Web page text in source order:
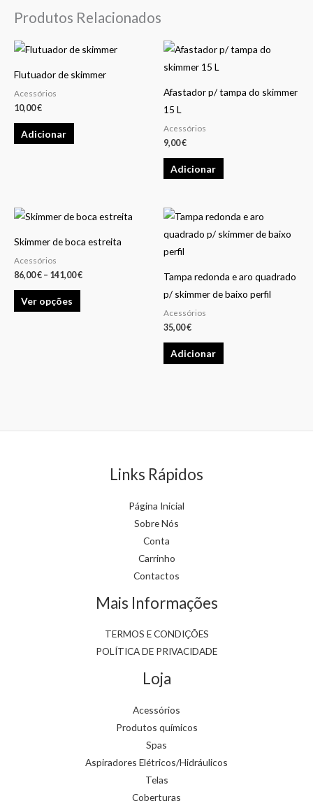
Produtos Relacionados
Flutuador de skimmer
Acessórios
10,00€
Adicionar
Afastador p/ tampa do skimmer
15 L
Acessórios
9,00€
Adicionar
Skimmer de boca estreita
Acessórios
86,00€ – 141,00€
range:
through
Ver opções
This
multiple
Tampa redonda e aro quadrado
p/ skimmer de baixo perfil
Acessórios
35,00€
Adicionar
Links Rápidos
Página Inicial
Sobre Nós
Conta
Carrinho
Contactos
Mais Informações
TERMOS E CONDIÇÕES
POLÍTICA DE PRIVACIDADE
Loja
Acessórios
Produtos químicos
Spas
Aspiradores Elétricos/Hidráulicos
Telas
Coberturas